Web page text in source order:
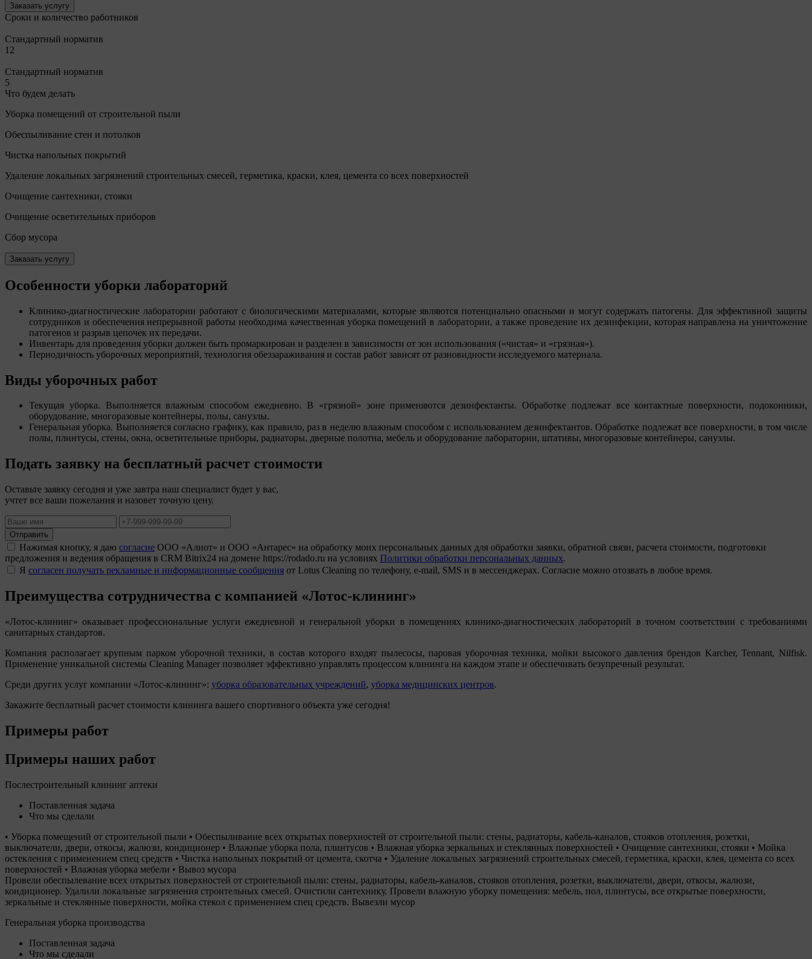
Заказать услугу
Сроки и количество работников
Стандартный норматив
12
Стандартный норматив
5
Что будем делать
Уборка помещений от строительной пыли
Обеспыливание стен и потолков
Чистка напольных покрытий
Удаление локальных загрязнений строительных смесей, герметика, краски, клея, цемента со всех поверхностей
Очищение сантехники, стояки
Очищение осветительных приборов
Сбор мусора
Заказать услугу
Особенности уборки лабораторий
Клинико-диагностические лаборатории работают с биологическими материалами, которые являются потенциально опасными и могут содержать патогены. Для эффективной защиты
сотрудников и обеспечения непрерывной работы необходима качественная уборка помещений в лаборатории, а также проведение их дезинфекции, которая направлена на уничтожение
патогенов и разрыв цепочек их передачи.
Инвентарь для проведения уборки должен быть промаркирован и разделен в зависимости от зон использования ( чистая и грязная ).
Периодичность уборочных мероприятий, технология обеззараживания и состав работ зависят от разновидности исследуемого материала.
Виды уборочных работ
Текущая уборка. Выполняется влажным способом ежедневно. В грязной
зоне применяются дезинфектанты. Обработке подлежат все контактные поверхности, подоконники,
оборудование, многоразовые контейнеры, полы, санузлы.
Генеральная уборка. Выполняется согласно графику, как правило, раз в неделю влажным способом с использованием дезинфектантов. Обработке подлежат все поверхности, в том числе
полы, плинтусы, стены, окна, осветительные приборы, радиаторы, дверные полотна, мебель и оборудование лаборатории, штативы, многоразовые контейнеры, санузлы.
Подать заявку на бесплатный расчет стоимости
Оставьте заявку сегодня и уже завтра наш специалист будет у вас,
учтет все ваши пожелания и назовет точную цену.
Отправить
Нажимая кнопку, я даю согласие ООО «Алиот» и ООО «Антарес» на обработку моих персональных данных для обработки заявки, обратной связи, расчета стоимости, подготовки
предложения и ведения обращения в CRM Bitrix24 на домене https://rodado.ru на условиях Политики обработки персональных данных.
Я согласен получать рекламные и информационные сообщения от Lotus Cleaning по телефону, e-mail, SMS и в мессенджерах. Согласие можно отозвать в любое время.
Преимущества сотрудничества с компанией «Лотос-клининг»
Лотос-клининг
оказывает профессиональные услуги ежедневной и генеральной уборки в помещениях клинико-диагностических лабораторий в точном соответствии с требованиями
санитарных стандартов.
Компания располагает крупным парком уборочной техники, в состав которого входят пылесосы, паровая уборочная техника, мойки высокого давления брендов Karcher, Tennant, Nilfisk.
Применение уникальной системы Cleaning Manager позволяет эффективно управлять процессом клининга на каждом этапе и обеспечивать безупречный результат.
Среди других услуг компании
Лотос-клининг : уборка образовательных учреждений, уборка медицинских центров.
Закажите бесплатный расчет стоимости клининга вашего спортивного объекта уже сегодня!
Примеры работ
Примеры наших работ
Послестроительный клининг аптеки
Поставленная задача
Что мы сделали
• Уборка помещений от строительной пыли • Обеспыливание всех открытых поверхностей от строительной пыли: стены, радиаторы, кабель-каналов, стояков отопления, розетки,
выключатели, двери, откосы, жалюзи, кондиционер • Влажные уборка пола, плинтусов • Влажная уборка зеркальных и стеклянных поверхностей • Очищение сантехники, стояки • Мойка
остекления с применением спец средств • Чистка напольных покрытий от цемента, скотча • Удаление локальных загрязнений строительных смесей, герметика, краски, клея, цемента со всех
поверхностей • Влажная уборка мебели • Вывоз мусора
Провели обеспылевание всех открытых поверхностей от строительной пыли: стены, радиаторы, кабель-каналов, стояков отопления, розетки, выключатели, двери, откосы, жалюзи,
кондиционер. Удалили локальные загрязнения строительных смесей. Очистили сантехнику. Провели влажную уборку помещения: мебель, пол, плинтусы, все открытые поверхности,
зеркальные и стеклянные поверхности, мойка стекол с применением спец средств. Вывезли мусор
Генеральная уборка производства
Поставленная задача
Что мы сделали